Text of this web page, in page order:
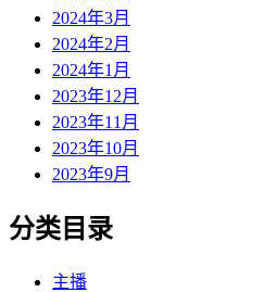
2024年3月
2024年2月
2024年1月
2023年12月
2023年11月
2023年10月
2023年9月
分类目录
主播